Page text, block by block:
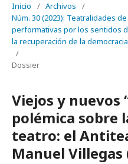
Inicio / Archivos
/
Núm. 30 (2023): Teatralidades
performativas por los sentidos
la recuperación de la
/
Dossier
Viejos y nuevos
polémica sobre
teatro: el
Manuel Villegas